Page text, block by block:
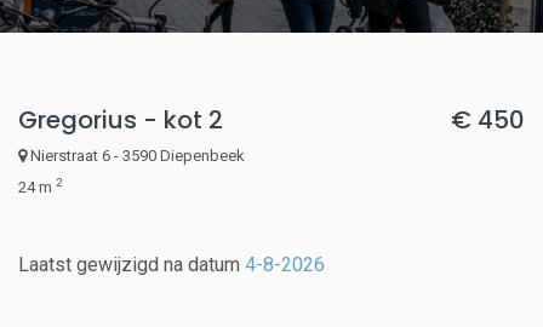
Gregorius - kot 2
Nierstraat 6 - 3590 Diepenbeek
24 m 2
€ 450
Laatst gewijzigd na datum 4-8-2026